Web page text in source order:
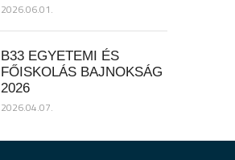
2026.06.01.
B33 EGYETEMI ÉS
FŐISKOLÁS BAJNOKSÁG
2026
2026.04.07.